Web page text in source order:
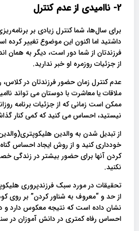
2- ناامیدی از عدم کنترل
برای سال‌ها، شما کنترل زیادی بر
داشتید اما اکنون این موضوع تغییر کرده
فرزندتان از شما دور است، دیگر به همان
از جزئیات روزمره او خبر ندارید.
عدم کنترل زمان حضور فرزندتان در کلاس،
ملاقات یا معاشرت با دوستان می تواند
ممکن است زمانی که از جزئیات برنامه
نیستید، احساس می کنید که کمی کنار
از تبدیل شدن به والدین
خودداری کنید و از روش ایجاد احساس گناه
کردن آنها برای حضور بیشتر در زندگی
نکنید.
تحقیقات در مورد سبک فرزندپروری
از حد و “معروف به شناور کردن” بر
نشان داده است که نتیجه معکوس دارد و
احساس رفاه کمتری در دانش آموزان در